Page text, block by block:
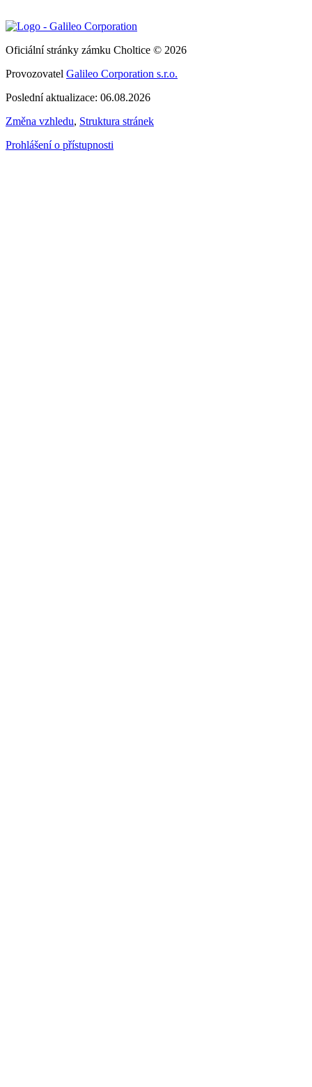
Oficiální stránky zámku Choltice © 2026
Provozovatel Galileo Corporation s.r.o.
Poslední aktualizace: 06.08.2026
Změna vzhledu, Struktura stránek
Prohlášení o přístupnosti